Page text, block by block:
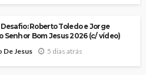
Desafio: Roberto Toledo e Jorge
Senhor Bom Jesus 2026 (c/ vídeo)
De Jesus 5 dias atrás